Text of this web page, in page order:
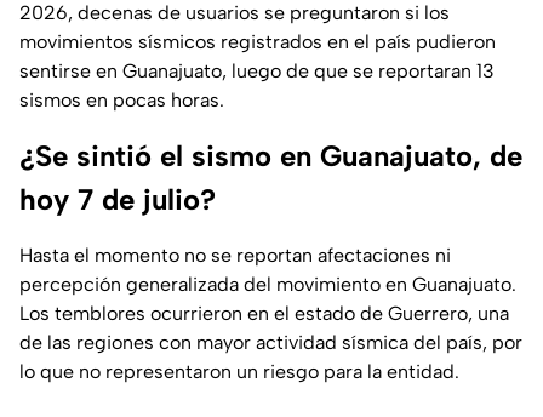
2026, decenas de usuarios se preguntaron si los
movimientos sísmicos registrados en el país pudieron
sentirse en Guanajuato, luego de que se reportaran 13
sismos en pocas horas.
¿Se sintió el sismo en Guanajuato, de
hoy 7 de julio?
Hasta el momento no se reportan afectaciones ni
percepción generalizada del movimiento en Guanajuato.
Los temblores ocurrieron en el estado de Guerrero, una
de las regiones con mayor actividad sísmica del país, por
lo que no representaron un riesgo para la entidad.